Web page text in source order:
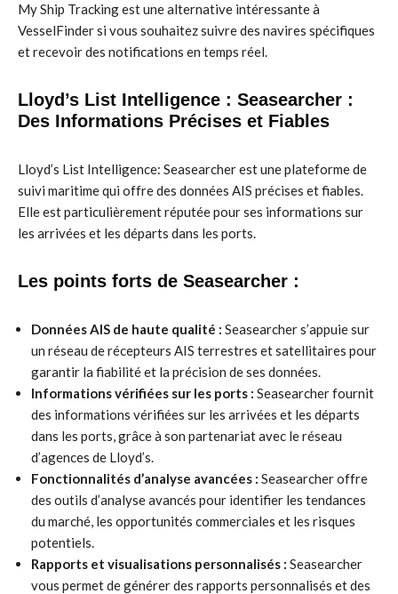
My Ship Tracking est une alternative intéressante à
VesselFinder si vous souhaitez suivre des navires spécifiques
et recevoir des notifications en temps réel.
Lloyd’s List Intelligence : Seasearcher :
Des Informations Précises et Fiables
Lloyd’s List Intelligence: Seasearcher est une plateforme de
suivi maritime qui offre des données AIS précises et fiables.
Elle est particulièrement réputée pour ses informations sur
les arrivées et les départs dans les ports.
Les points forts de Seasearcher :
Données AIS de haute qualité : Seasearcher s’appuie sur
un réseau de récepteurs AIS terrestres et satellitaires pour
garantir la fiabilité et la précision de ses données.
Informations vérifiées sur les ports : Seasearcher fournit
des informations vérifiées sur les arrivées et les départs
dans les ports, grâce à son partenariat avec le réseau
d’agences de Lloyd’s.
Fonctionnalités d’analyse avancées : Seasearcher offre
des outils d’analyse avancés pour identifier les tendances
du marché, les opportunités commerciales et les risques
potentiels.
Rapports et visualisations personnalisés : Seasearcher
vous permet de générer des rapports personnalisés et des